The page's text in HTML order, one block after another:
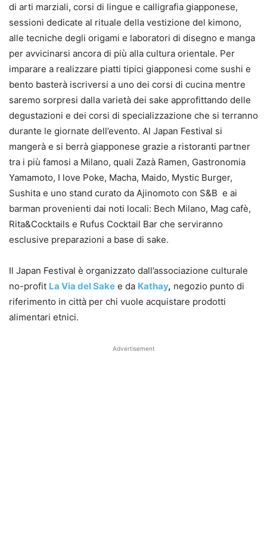
di arti marziali, corsi di lingue e calligrafia giapponese,
sessioni dedicate al rituale della vestizione del kimono,
alle tecniche degli origami e laboratori di disegno e manga
per avvicinarsi ancora di più alla cultura orientale. Per
imparare a realizzare piatti tipici giapponesi come sushi e
bento basterà iscriversi a uno dei corsi di cucina mentre
saremo sorpresi dalla varietà dei sake approfittando delle
degustazioni e dei corsi di specializzazione che si terranno
durante le giornate dell’evento. Al Japan Festival si
mangerà e si berrà giapponese grazie a ristoranti partner
tra i più famosi a Milano, quali Zazà Ramen, Gastronomia
Yamamoto, I love Poke, Macha, Maido, Mystic Burger,
Sushita e uno stand curato da Ajinomoto con S&B e ai
barman provenienti dai noti locali: Bech Milano, Mag cafè,
Rita&Cocktails e Rufus Cocktail Bar che serviranno
esclusive preparazioni a base di sake.
Il Japan Festival è organizzato dall’associazione culturale
no-profit La Via del Sake e da Kathay, negozio punto di
riferimento in città per chi vuole acquistare prodotti
alimentari etnici.
Advertisement